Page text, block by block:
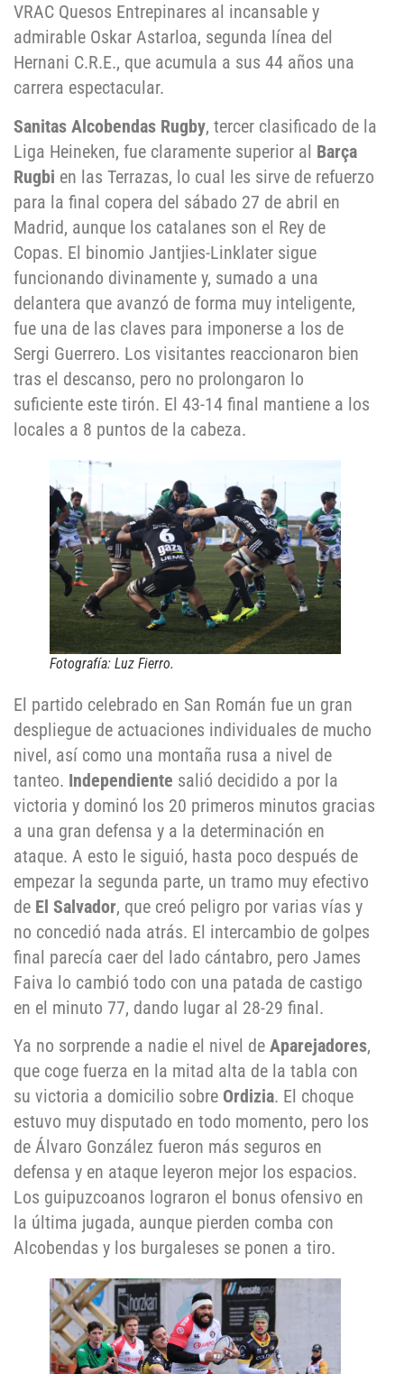
VRAC Quesos Entrepinares al incansable y
admirable Oskar Astarloa, segunda línea del
Hernani C.R.E., que acumula a sus 44 años una
carrera espectacular.
Sanitas Alcobendas Rugby, tercer clasificado de la
Liga Heineken, fue claramente superior al Barça
Rugbi en las Terrazas, lo cual les sirve de refuerzo
para la final copera del sábado 27 de abril en
Madrid, aunque los catalanes son el Rey de
Copas. El binomio Jantjies-Linklater sigue
funcionando divinamente y, sumado a una
delantera que avanzó de forma muy inteligente,
fue una de las claves para imponerse a los de
Sergi Guerrero. Los visitantes reaccionaron bien
tras el descanso, pero no prolongaron lo
suficiente este tirón. El 43-14 final mantiene a los
locales a 8 puntos de la cabeza.
Fotografía: Luz Fierro.
El partido celebrado en San Román fue un gran
despliegue de actuaciones individuales de mucho
nivel, así como una montaña rusa a nivel de
tanteo. Independiente salió decidido a por la
victoria y dominó los 20 primeros minutos gracias
a una gran defensa y a la determinación en
ataque. A esto le siguió, hasta poco después de
empezar la segunda parte, un tramo muy efectivo
de El Salvador, que creó peligro por varias vías y
no concedió nada atrás. El intercambio de golpes
final parecía caer del lado cántabro, pero James
Faiva lo cambió todo con una patada de castigo
en el minuto 77, dando lugar al 28-29 final.
Ya no sorprende a nadie el nivel de Aparejadores,
que coge fuerza en la mitad alta de la tabla con
su victoria a domicilio sobre Ordizia. El choque
estuvo muy disputado en todo momento, pero los
de Álvaro González fueron más seguros en
defensa y en ataque leyeron mejor los espacios.
Los guipuzcoanos lograron el bonus ofensivo en
la última jugada, aunque pierden comba con
Alcobendas y los burgaleses se ponen a tiro.